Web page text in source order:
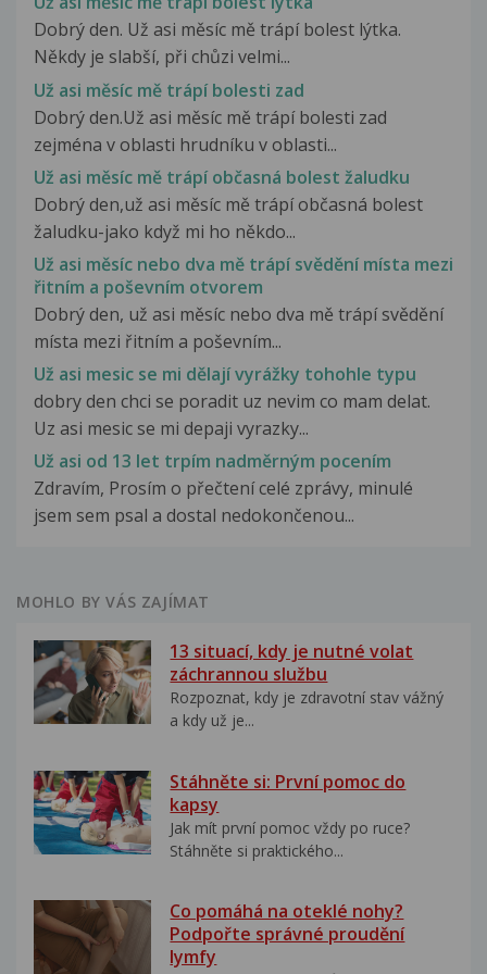
Dobrý den. Už asi měsíc mě trápí bolest lýtka.
Někdy je slabší, při chůzi velmi...
Už asi měsíc mě trápí bolesti zad
Dobrý den.Už asi měsíc mě trápí bolesti zad
zejména v oblasti hrudníku v oblasti...
Už asi měsíc mě trápí občasná bolest žaludku
Dobrý den,už asi měsíc mě trápí občasná bolest
žaludku-jako když mi ho někdo...
Už asi měsíc nebo dva mě trápí svědění místa mezi
řitním a poševním otvorem
Dobrý den, už asi měsíc nebo dva mě trápí svědění
místa mezi řitním a poševním...
Už asi mesic se mi dělají vyrážky tohohle typu
dobry den chci se poradit uz nevim co mam delat.
Uz asi mesic se mi depaji vyrazky...
Už asi od 13 let trpím nadměrným pocením
Zdravím, Prosím o přečtení celé zprávy, minulé
jsem sem psal a dostal nedokončenou...
MOHLO BY VÁS ZAJÍMAT
13 situací, kdy je nutné volat
záchrannou službu
Rozpoznat, kdy je zdravotní stav vážný
a kdy už je...
Stáhněte si: První pomoc do
kapsy
Jak mít první pomoc vždy po ruce?
Stáhněte si praktického...
Co pomáhá na oteklé nohy?
Podpořte správné proudění
lymfy